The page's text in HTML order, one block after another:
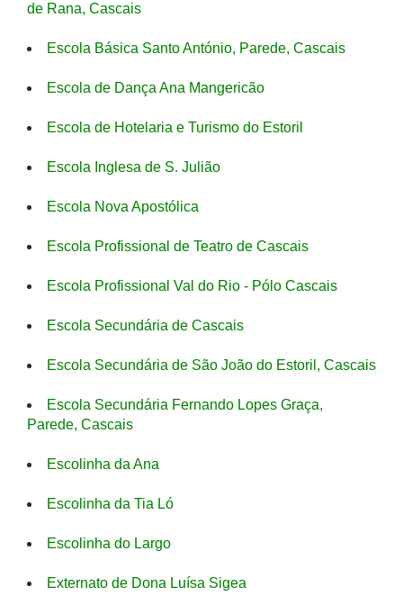
de Rana, Cascais
Escola Básica Santo António, Parede, Cascais
Escola de Dança Ana Mangericão
Escola de Hotelaria e Turismo do Estoril
Escola Inglesa de S. Julião
Escola Nova Apostólica
Escola Profissional de Teatro de Cascais
Escola Profissional Val do Rio - Pólo Cascais
Escola Secundária de Cascais
Escola Secundária de São João do Estoril, Cascais
Escola Secundária Fernando Lopes Graça,
Parede, Cascais
Escolinha da Ana
Escolinha da Tia Ló
Escolinha do Largo
Externato de Dona Luísa Sigea